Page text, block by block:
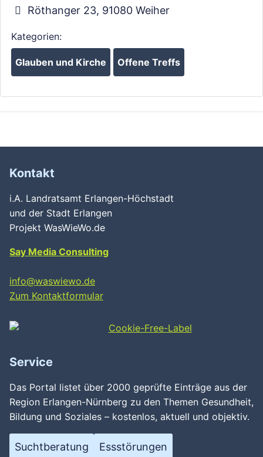
Röthanger 23, 91080 Weiher
Kategorien:
Glauben und Kirche Offene Treffs
Kontakt
i.A. Landratsamt Erlangen-Höchstadt
und der Stadt Erlangen
Projekt WasWieWo.de
Say Media Consulting
info@waswiewo.de
Zum Kontaktformular
Service
Das Portal listet über 2000 geprüfte Einträge aus der
Region Erlangen-Nürnberg zu den Themen Gesundheit,
Bildung und Soziales – kostenlos, aktuell und objektiv.
Suchtberatung Essstörungen